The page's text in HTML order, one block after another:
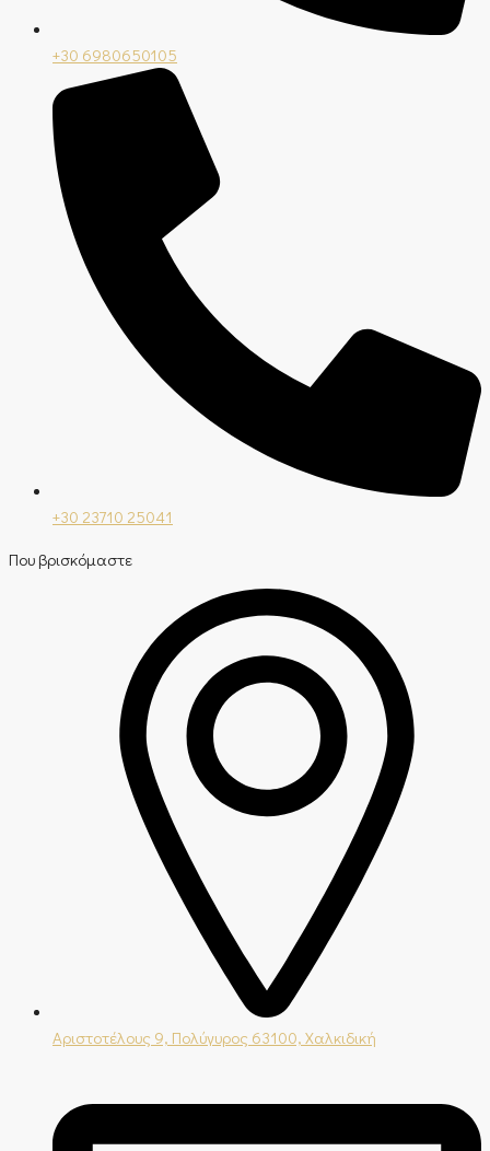
+30 6980650105
+30 23710 25041
Που βρισκόμαστε
Αριστοτέλους 9, Πολύγυρος 63100, Χαλκιδική